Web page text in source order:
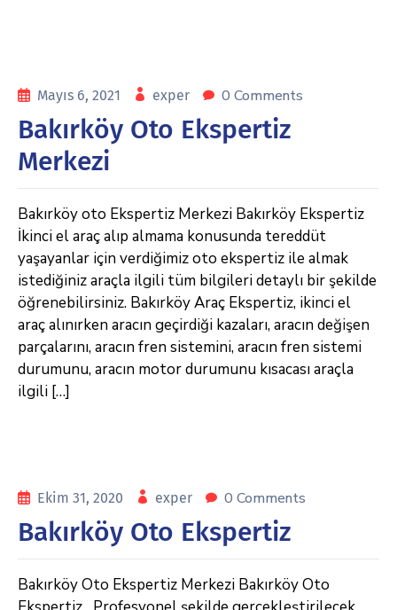
Mayıs 6, 2021 exper 0 Comments
Bakırköy Oto Ekspertiz
Merkezi
Bakırköy oto Ekspertiz Merkezi Bakırköy Ekspertiz
İkinci el araç alıp almama konusunda tereddüt
yaşayanlar için verdiğimiz oto ekspertiz ile almak
istediğiniz araçla ilgili tüm bilgileri detaylı bir şekilde
öğrenebilirsiniz. Bakırköy Araç Ekspertiz, ikinci el
araç alınırken aracın geçirdiği kazaları, aracın değişen
parçalarını, aracın fren sistemini, aracın fren sistemi
durumunu, aracın motor durumunu kısacası araçla
ilgili […]
Ekim 31, 2020 exper 0 Comments
Bakırköy Oto Ekspertiz
Bakırköy Oto Ekspertiz Merkezi Bakırköy Oto